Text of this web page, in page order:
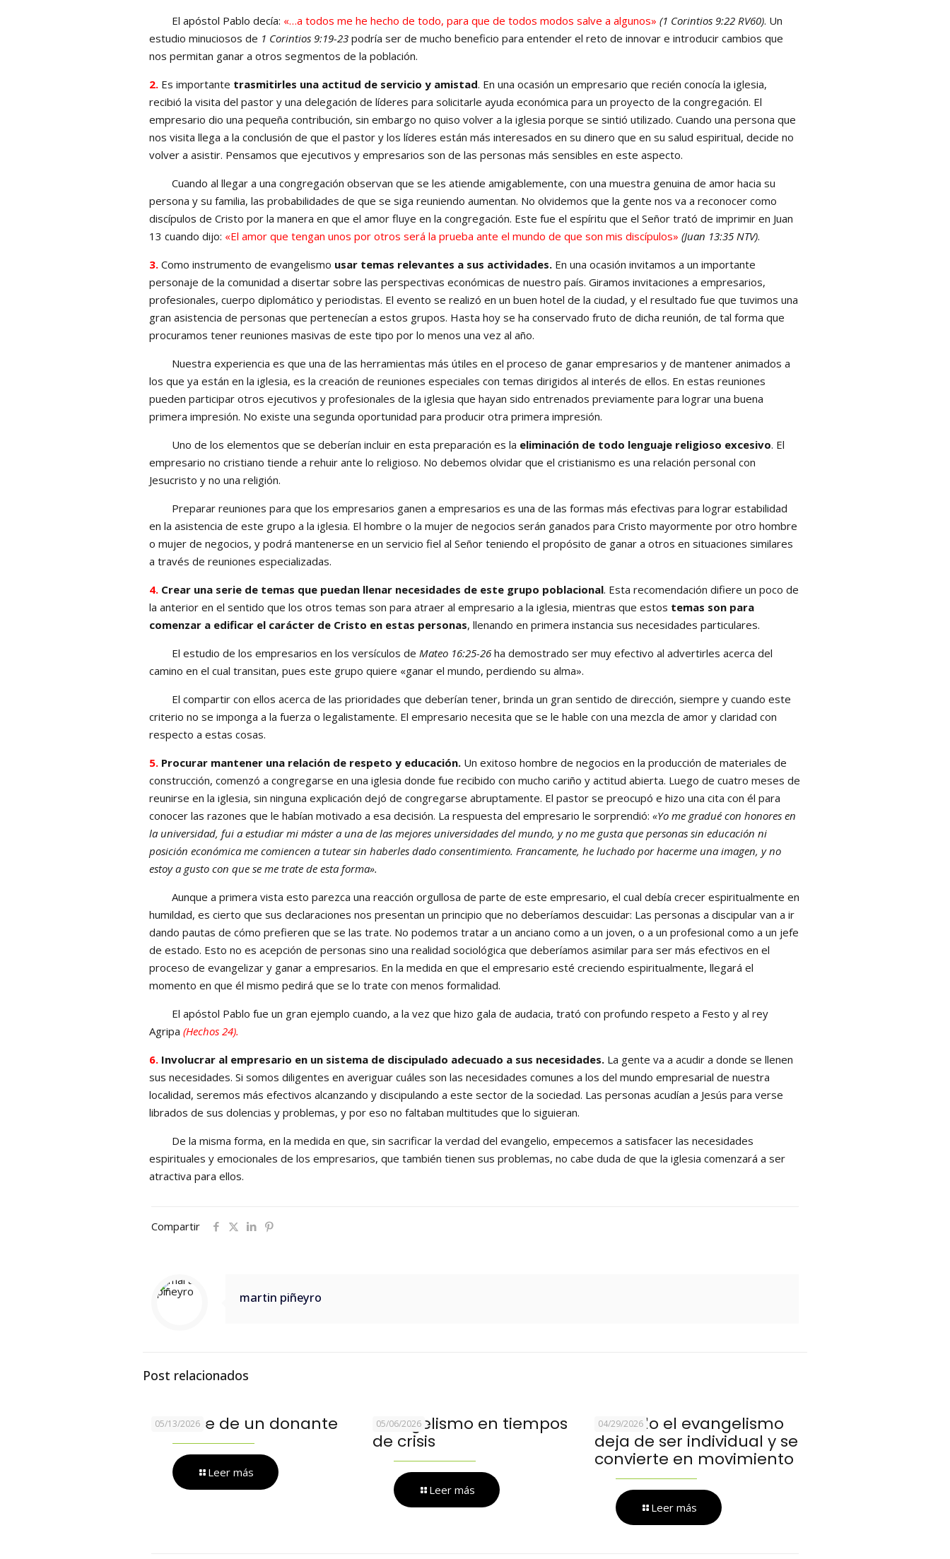
El apóstol Pablo decía: «…a todos me he hecho de todo, para que de todos modos salve a algunos» (1 Corintios 9:22 RV60). Un
estudio minuciosos de 1 Corintios 9:19-23 podría ser de mucho beneficio para entender el reto de innovar e introducir cambios que
nos permitan ganar a otros segmentos de la población.
2. Es importante trasmitirles una actitud de servicio y amistad. En una ocasión un empresario que recién conocía la iglesia,
recibió la visita del pastor y una delegación de líderes para solicitarle ayuda económica para un proyecto de la congregación. El
empresario dio una pequeña contribución, sin embargo no quiso volver a la iglesia porque se sintió utilizado. Cuando una persona que
nos visita llega a la conclusión de que el pastor y los líderes están más interesados en su dinero que en su salud espiritual, decide no
volver a asistir. Pensamos que ejecutivos y empresarios son de las personas más sensibles en este aspecto.
Cuando al llegar a una congregación observan que se les atiende amigablemente, con una muestra genuina de amor hacia su
persona y su familia, las probabilidades de que se siga reuniendo aumentan. No olvidemos que la gente nos va a reconocer como
discípulos de Cristo por la manera en que el amor fluye en la congregación. Este fue el espíritu que el Señor trató de imprimir en Juan
13 cuando dijo: «El amor que tengan unos por otros será la prueba ante el mundo de que son mis discípulos» (Juan 13:35 NTV).
3. Como instrumento de evangelismo usar temas relevantes a sus actividades. En una ocasión invitamos a un importante
personaje de la comunidad a disertar sobre las perspectivas económicas de nuestro país. Giramos invitaciones a empresarios,
profesionales, cuerpo diplomático y periodistas. El evento se realizó en un buen hotel de la ciudad, y el resultado fue que tuvimos una
gran asistencia de personas que pertenecían a estos grupos. Hasta hoy se ha conservado fruto de dicha reunión, de tal forma que
procuramos tener reuniones masivas de este tipo por lo menos una vez al año.
Nuestra experiencia es que una de las herramientas más útiles en el proceso de ganar empresarios y de mantener animados a
los que ya están en la iglesia, es la creación de reuniones especiales con temas dirigidos al interés de ellos. En estas reuniones
pueden participar otros ejecutivos y profesionales de la iglesia que hayan sido entrenados previamente para lograr una buena
primera impresión. No existe una segunda oportunidad para producir otra primera impresión.
Uno de los elementos que se deberían incluir en esta preparación es la eliminación de todo lenguaje religioso excesivo. El
empresario no cristiano tiende a rehuir ante lo religioso. No debemos olvidar que el cristianismo es una relación personal con
Jesucristo y no una religión.
Preparar reuniones para que los empresarios ganen a empresarios es una de las formas más efectivas para lograr estabilidad
en la asistencia de este grupo a la iglesia. El hombre o la mujer de negocios serán ganados para Cristo mayormente por otro hombre
o mujer de negocios, y podrá mantenerse en un servicio fiel al Señor teniendo el propósito de ganar a otros en situaciones similares
a través de reuniones especializadas.
4. Crear una serie de temas que puedan llenar necesidades de este grupo poblacional. Esta recomendación difiere un poco de
la anterior en el sentido que los otros temas son para atraer al empresario a la iglesia, mientras que estos temas son para
comenzar a edificar el carácter de Cristo en estas personas, llenando en primera instancia sus necesidades particulares.
El estudio de los empresarios en los versículos de Mateo 16:25-26 ha demostrado ser muy efectivo al advertirles acerca del
camino en el cual transitan, pues este grupo quiere «ganar el mundo, perdiendo su alma».
El compartir con ellos acerca de las prioridades que deberían tener, brinda un gran sentido de dirección, siempre y cuando este
criterio no se imponga a la fuerza o legalistamente. El empresario necesita que se le hable con una mezcla de amor y claridad con
respecto a estas cosas.
5. Procurar mantener una relación de respeto y educación. Un exitoso hombre de negocios en la producción de materiales de
construcción, comenzó a congregarse en una iglesia donde fue recibido con mucho cariño y actitud abierta. Luego de cuatro meses de
reunirse en la iglesia, sin ninguna explicación dejó de congregarse abruptamente. El pastor se preocupó e hizo una cita con él para
conocer las razones que le habían motivado a esa decisión. La respuesta del empresario le sorprendió:«Yo me gradué con honores en
la universidad, fui a estudiar mi máster a una de las mejores universidades del mundo, y no me gusta que personas sin educación ni
posición económica me comiencen a tutear sin haberles dado consentimiento. Francamente, he luchado por hacerme una imagen, y no
estoy a gusto con que se me trate de esta forma».
Aunque a primera vista esto parezca una reacción orgullosa de parte de este empresario, el cual debía crecer espiritualmente en
humildad, es cierto que sus declaraciones nos presentan un principio que no deberíamos descuidar: Las personas a discipular van a ir
dando pautas de cómo prefieren que se las trate. No podemos tratar a un anciano como a un joven, o a un profesional como a un jefe
de estado. Esto no es acepción de personas sino una realidad sociológica que deberíamos asimilar para ser más efectivos en el
proceso de evangelizar y ganar a empresarios. En la medida en que el empresario esté creciendo espiritualmente, llegará el
momento en que él mismo pedirá que se lo trate con menos formalidad.
El apóstol Pablo fue un gran ejemplo cuando, a la vez que hizo gala de audacia, trató con profundo respeto a Festo y al rey
Agripa(Hechos 24).
6. Involucrar al empresario en un sistema de discipulado adecuado a sus necesidades. La gente va a acudir a donde se llenen
sus necesidades. Si somos diligentes en averiguar cuáles son las necesidades comunes a los del mundo empresarial de nuestra
localidad, seremos más efectivos alcanzando y discipulando a este sector de la sociedad. Las personas acudían a Jesús para verse
librados de sus dolencias y problemas, y por eso no faltaban multitudes que lo siguieran.
De la misma forma, en la medida en que, sin sacrificar la verdad del evangelio, empecemos a satisfacer las necesidades
espirituales y emocionales de los empresarios, que también tienen sus problemas, no cabe duda de que la iglesia comenzará a ser
atractiva para ellos.
Compartir
martin piñeyro
Post relacionados
05/13/2026
Informe de un donante
Leer más
05/06/2026
Evangelismo en tiempos
de crisis
Leer más
04/29/2026
Cuando el evangelismo
deja de ser individual y se
convierte en movimiento
Leer más